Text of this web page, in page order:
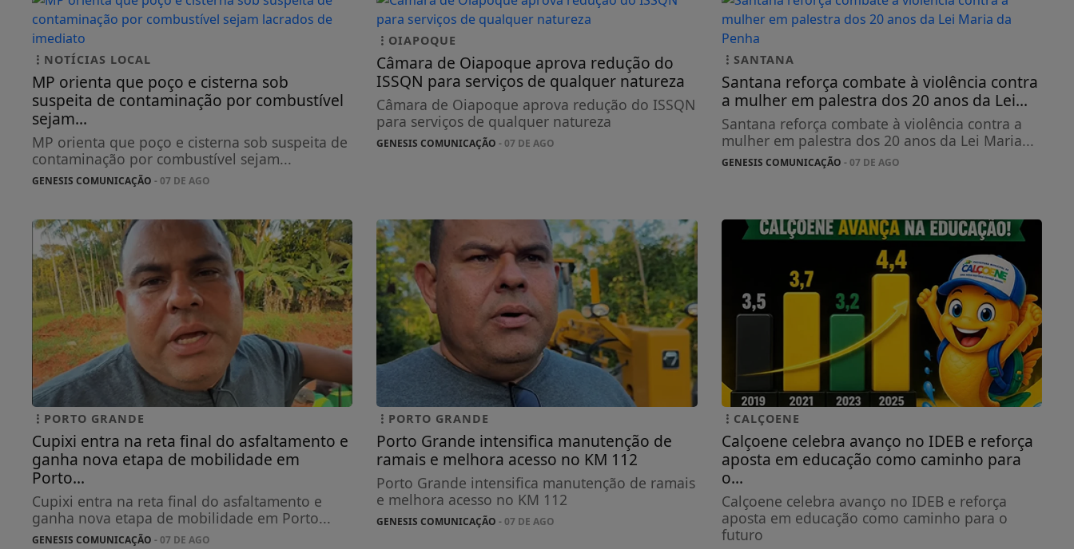
NOTÍCIAS LOCAL
MP orienta que poço e cisterna sob
suspeita de contaminação por combustível
sejam...
MP orienta que poço e cisterna sob suspeita de
contaminação por combustível sejam...
GENESIS COMUNICAÇÃO - 07 DE AGO
OIAPOQUE
Câmara de Oiapoque aprova redução do
ISSQN para serviços de qualquer natureza
Câmara de Oiapoque aprova redução do ISSQN
para serviços de qualquer natureza
GENESIS COMUNICAÇÃO - 07 DE AGO
SANTANA
Santana reforça combate à violência contra
a mulher em palestra dos 20 anos da Lei...
Santana reforça combate à violência contra a
mulher em palestra dos 20 anos da Lei Maria...
GENESIS COMUNICAÇÃO - 07 DE AGO
PORTO GRANDE
Cupixi entra na reta final do asfaltamento e
ganha nova etapa de mobilidade em
Porto...
Cupixi entra na reta final do asfaltamento e
ganha nova etapa de mobilidade em Porto...
GENESIS COMUNICAÇÃO - 07 DE AGO
PORTO GRANDE
Porto Grande intensifica manutenção de
ramais e melhora acesso no KM 112
Porto Grande intensifica manutenção de ramais
e melhora acesso no KM 112
GENESIS COMUNICAÇÃO - 07 DE AGO
CALÇOENE
Calçoene celebra avanço no IDEB e reforça
aposta em educação como caminho para
o...
Calçoene celebra avanço no IDEB e reforça
aposta em educação como caminho para o
futuro